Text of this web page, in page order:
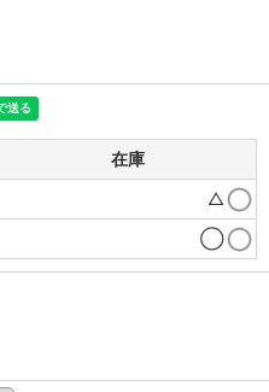
在庫
△
◯